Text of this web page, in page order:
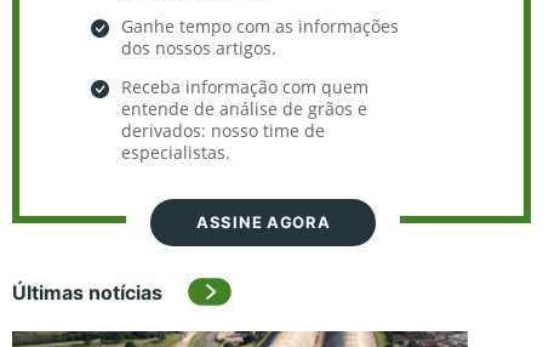
Ganhe tempo com as informações
dos nossos artigos.
Receba informação com quem
entende de análise de grãos e
derivados: nosso time de
especialistas.
ASSINE AGORA
Últimas notícias